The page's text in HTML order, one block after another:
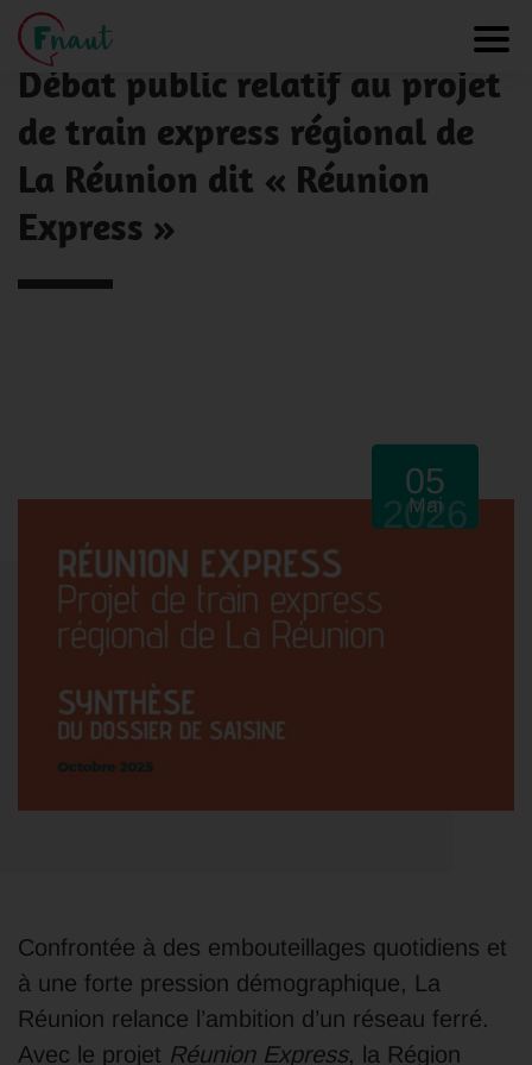
Panneau de gestion des cookies
NOS ACTUALITÉS
Débat public relatif au projet
de train express régional de
La Réunion dit « Réunion
Express »
05
Mai
2026
Confrontée à des embouteillages quotidiens et
à une forte pression démographique, La
Réunion relance l’ambition d’un réseau ferré.
Avec le projet Réunion Express, la Région